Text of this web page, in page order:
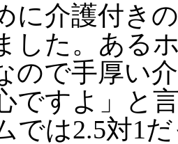
に介護付き
した。ある
ので手厚い
ですよ」と
では2.5対1